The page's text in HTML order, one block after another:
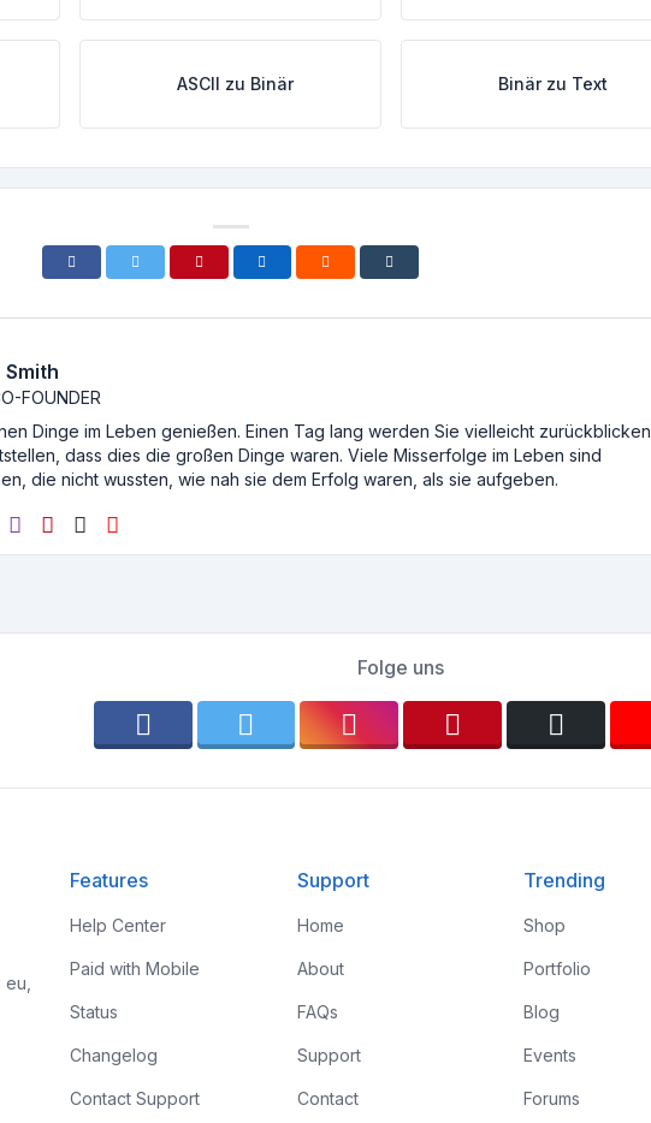
ASCII zu Binär Binär zu Text
Smith
FOUNDER
Dinge im Leben genießen. Einen Tag lang werden Sie vielleicht zurückblicken
dass dies die großen Dinge waren. Viele Misserfolge im Leben sind
die nicht wussten, wie nah sie dem Erfolg waren, als sie aufgeben.
Folge uns
Features
Help Center
Paid with Mobile
Status
Changelog
Contact Support
Support
Home
About
FAQs
Support
Contact
Trending
Shop
Portfolio
Blog
Events
Forums